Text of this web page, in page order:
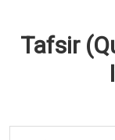
Tafsir